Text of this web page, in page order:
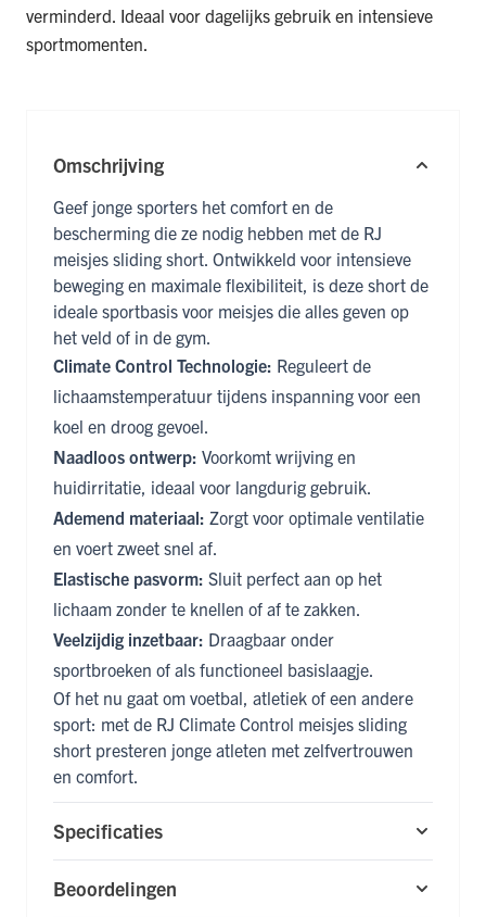
verminderd. Ideaal voor dagelijks gebruik en intensieve
sportmomenten.
Omschrijving
Geef jonge sporters het comfort en de
bescherming die ze nodig hebben met de RJ
meisjes sliding short. Ontwikkeld voor intensieve
beweging en maximale flexibiliteit, is deze short de
ideale sportbasis voor meisjes die alles geven op
het veld of in de gym.
Climate Control Technologie: Reguleert de
lichaamstemperatuur tijdens inspanning voor een
koel en droog gevoel.
Naadloos ontwerp: Voorkomt wrijving en
huidirritatie, ideaal voor langdurig gebruik.
Ademend materiaal: Zorgt voor optimale ventilatie
en voert zweet snel af.
Elastische pasvorm: Sluit perfect aan op het
lichaam zonder te knellen of af te zakken.
Veelzijdig inzetbaar: Draagbaar onder
sportbroeken of als functioneel basislaagje.
Of het nu gaat om voetbal, atletiek of een andere
sport: met de RJ Climate Control meisjes sliding
short presteren jonge atleten met zelfvertrouwen
en comfort.
Specificaties
Beoordelingen